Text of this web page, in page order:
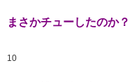
まさかチューしたのか？
10